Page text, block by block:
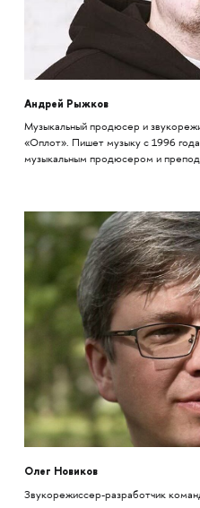
Андрей Рыжков
Музыкальный продюсер и
«Оплот». Пишет музыку с 1996
музыкальным продюсером и
Олег Новиков
Звукорежиссер-разработчик